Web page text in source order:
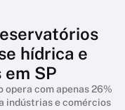
hídrica e
SP
opera com apenas 26%
indústrias e comércios